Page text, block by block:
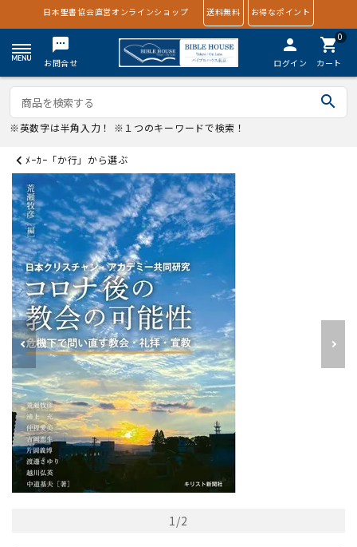
日本聖書協会直営オンラインショップ 送料無料 お得なポイント
textsms
お問合せ
person
ログイン
0
shopping_cart
カート
search
※英数字は半角入力！ ※１つのキーワードで検索！
ﾒｰｶｰ「か行」から選ぶ
1/2